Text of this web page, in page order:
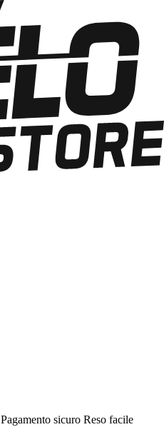
Pagamento sicuro Reso facile